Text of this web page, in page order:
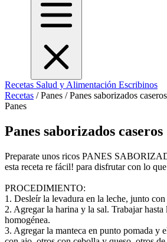
Recetas Salud y Alimentación Escribinos
Recetas / Panes / Panes saborizados caseros
Panes
Panes saborizados caseros
Preparate unos ricos PANES
esta receta re fácil! para disfrutar con lo
PROCEDIMIENTO:
1. Desleír la levadura en la leche, junto con
2. Agregar la harina y la sal. Trabajar hasta
homogénea.
3. Agregar la manteca en punto pomada y